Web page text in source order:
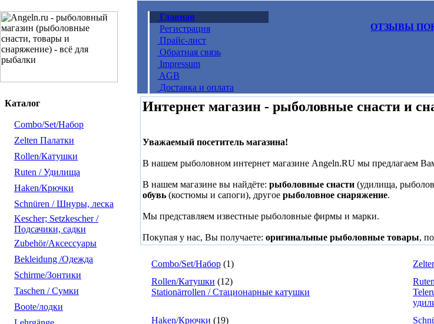
Главная
Регистрация
Прайс-лист
Обратная связь
Impressum
AGB
Доставка и оплата
ОТЗЫВЫ
Каталог
Combo/Set/Набор
Zelten Палатки
Rollen/Катушки
Ruten / Удилища
Haken/Крючки
Schnüren / Шнуры, леска
Kescher; Setzkescher /
Подсачики, садки
Zubehör/Аксессуары
Bekleidung /Одежда
Schirme/Зонтики
Taschen / Сумки
Boote/лодки
Интернет магазин - рыболовные снасти и
Уважаемый посетитель магазина!
В нашем рыболовном интернет магазине Angeln.RU мы предлагаем
В нашем магазине вы найдёте: рыболовные снасти (удилища,
обувь (костюмы и сапоги), другое рыболовное снаряжение.
Мы представляем известные рыболовные фирмы и марки.
Покупая у нас, Вы получаете: оригинальные рыболовные товары,
Combo/Set/Набор (1)
Rollen/Катушки (12)
Stationärrollen / Стационарные катушки
Haken/Крючки (19)